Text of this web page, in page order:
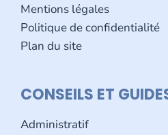
Mentions légales
Politique de confidentialité
Plan du site
CONSEILS ET
Administratif